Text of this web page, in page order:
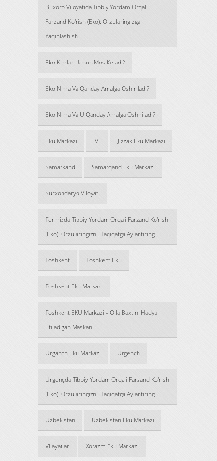
Buxoro Viloyatida Tibbiy Yordam Orqali
Farzand Ko'rish (Eko): Orzularingizga
Yaqinlashish
Eko Kimlar Uchun Mos Keladi?
Eko Nima Va Qanday Amalga Oshiriladi?
Eko Nima Va U Qanday Amalga Oshiriladi?
Eku Markazi IVF Jizzak Eku Markazi
Samarkand Samarqand Eku Markazi
Surxondaryo Viloyati
Termizda Tibbiy Yordam Orqali Farzand Ko'rish
(Eko): Orzularingizni Haqiqatga Aylantiring
Toshkent Toshkent Eku
Toshkent Eku Markazi
Toshkent EKU Markazi – Oila Baxtini Hadya
Etiladigan Maskan
Urganch Eku Markazi Urgench
Urgençda Tibbiy Yordam Orqali Farzand Ko'rish
(Eko): Orzularingizni Haqiqatga Aylantiring
Uzbekistan Uzbekistan Eku Markazi
Vilayatlar Xorazm Eku Markazi